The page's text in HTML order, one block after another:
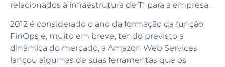
relacionados à infraestrutura de TI para a empresa.
2012 é considerado o ano da formação da função
FinOps e, muito em breve, tendo previsto a
dinâmica do mercado, a Amazon Web Services
lançou algumas de suas ferramentas que os